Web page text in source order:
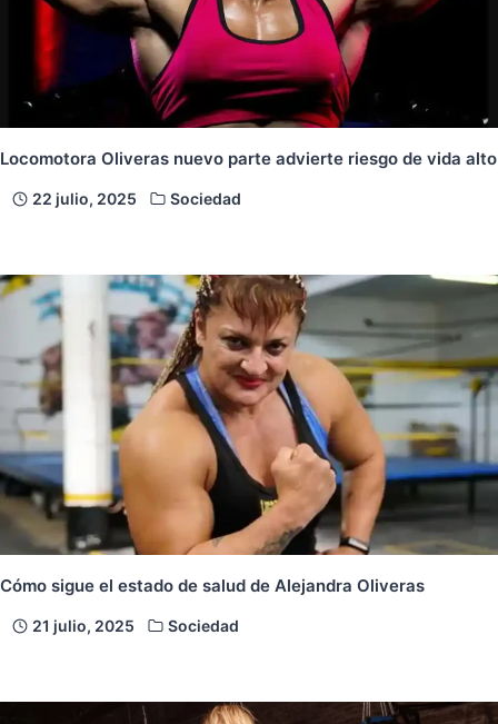
Locomotora Oliveras nuevo parte advierte riesgo de vida alto
22 julio, 2025 Sociedad
Cómo sigue el estado de salud de Alejandra Oliveras
21 julio, 2025 Sociedad